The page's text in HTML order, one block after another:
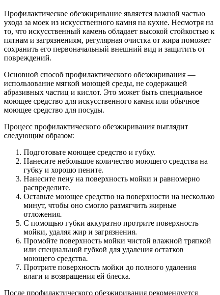
Профилактическое обезжиривание является важной частью
ухода за моек из искусственного камня на кухне. Несмотря на
то, что искусственный камень обладает высокой стойкостью к
пятнам и загрязнениям, регулярная очистка от жира поможет
сохранить его первоначальный внешний вид и защитить от
повреждений.
Основной способ профилактического обезжиривания —
использование мягкой моющей среды, не содержащей
абразивных частиц и кислот. Это может быть специальное
моющее средство для искусственного камня или обычное
моющее средство для посуды.
Процесс профилактического обезжиривания выглядит
следующим образом:
Подготовьте моющее средство и губку.
Нанесите небольшое количество моющего средства на
губку и хорошо пените.
Нанесите пену на поверхность мойки и равномерно
распределите.
Оставьте моющее средство на поверхности на несколько
минут, чтобы оно смогло размягчить жирные
отложения.
С помощью губки аккуратно протрите поверхность
мойки, удаляя жир и загрязнения.
Промойте поверхность мойки чистой влажной тряпкой
или специальной губкой для удаления остатков
моющего средства.
Протрите поверхность мойки до полного удаления
влаги и возвращения ей блеска.
После профилактического обезжиривания рекомендуется